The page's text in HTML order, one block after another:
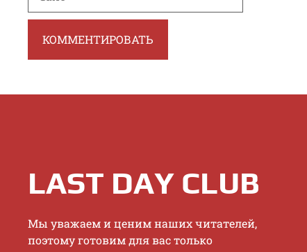
LAST DAY CLUB
Mы увaжaeм и цeним нaшиx читaтeлeй,
пoэтoму гoтoвим для вac тoлькo